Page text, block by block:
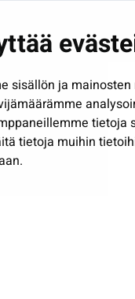
sisällön ja
tietoja
tietoja muihin